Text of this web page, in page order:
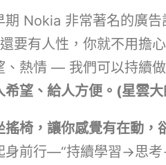
期 Nokia 非常著名的廣告
要有人性，你就不用擔
、熱情 — 我們可以持續
希望、給人方便。(星雲大
搖椅，讓你感覺有在動，
身前行—“持續學習→思